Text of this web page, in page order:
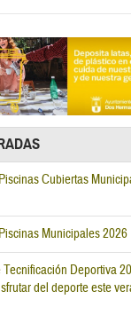
Cubiertas
Municipales 2026
Deportiva
del deporte este